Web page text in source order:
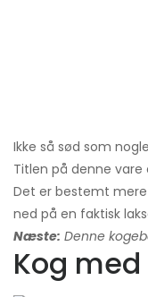
Ikke så sød som
Titlen på denne vare
Det er bestemt
ned på en faktisk
Næste: Denne
Kog